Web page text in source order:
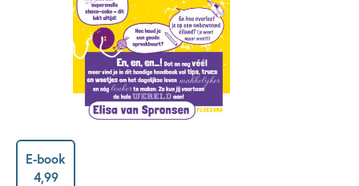
E-book
4,99